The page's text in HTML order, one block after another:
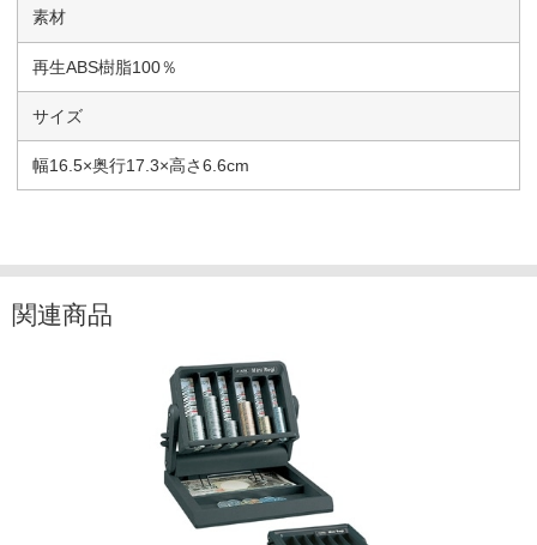
素材
再生ABS樹脂100％
サイズ
幅16.5×奥行17.3×高さ6.6cm
関連商品